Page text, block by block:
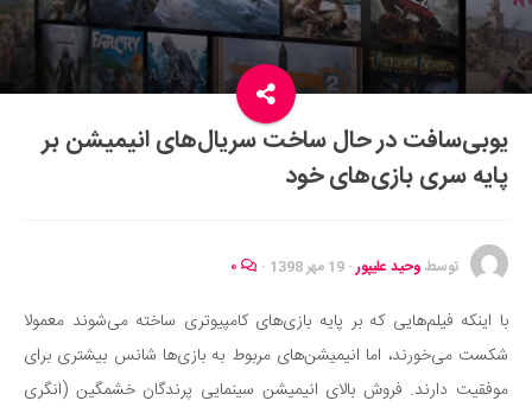
رستوران گردی
آشپزی
سفر و گردشگری
ایران گردی
جهان گردی
موفقیت و مهارت‌های فردی
تغذیه سالم
بهداشت
یوبی‌سافت در حال ساخت سریال‌های انیمیشن بر
پایه سری بازی‌های خود
توسط وحید علیپور· 19 مهر 1398 ·
با اینکه فیلم‌هایی که بر پایه بازی‌های کامپیوتری ساخته می‌شوند معمولا
شکست می‌خورند، اما انیمیشن‌های مربوط به بازی‌ها شانس بیشتری برای
موفقیت دارند. فروش بالای انیمیشن سینمایی پرندگان خشمگین (انگری